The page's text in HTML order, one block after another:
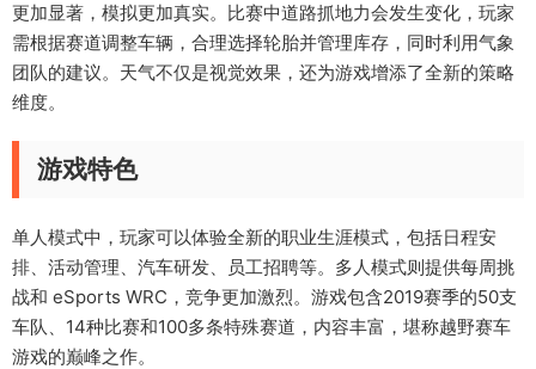
更加显著，模拟更加真实。比赛中道路抓地力会发生变化，玩家
需根据赛道调整车辆，合理选择轮胎并管理库存，同时利用气象
团队的建议。天气不仅是视觉效果，还为游戏增添了全新的策略
维度。
游戏特色
单人模式中，玩家可以体验全新的职业生涯模式，包括日程安
排、活动管理、汽车研发、员工招聘等。多人模式则提供每周挑
战和 eSports WRC，竞争更加激烈。游戏包含2019赛季的50支
车队、14种比赛和100多条特殊赛道，内容丰富，堪称越野赛车
游戏的巅峰之作。